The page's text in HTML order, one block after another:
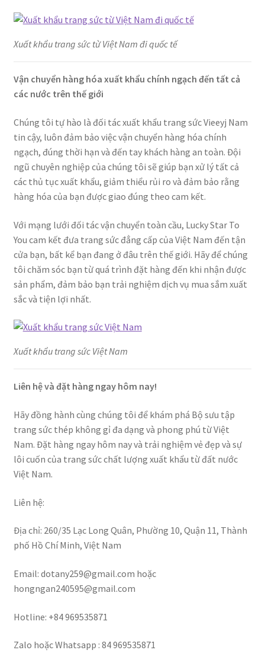
Xuất khẩu trang sức từ Việt Nam đi quốc tế
Vận chuyển hàng hóa xuất khẩu chính ngạch đến tất cả
các nước trên thế giới
Chúng tôi tự hào là đối tác xuất khẩu trang sức Vieeyj Nam
tin cậy, luôn đảm bảo việc vận chuyển hàng hóa chính
ngạch, đúng thời hạn và đến tay khách hàng an toàn. Đội
ngũ chuyên nghiệp của chúng tôi sẽ giúp bạn xử lý tất cả
các thủ tục xuất khẩu, giảm thiểu rủi ro và đảm bảo rằng
hàng hóa của bạn được giao đúng theo cam kết.
Với mạng lưới đối tác vận chuyển toàn cầu, Lucky Star To
You cam kết đưa trang sức đẳng cấp của Việt Nam đến tận
cửa bạn, bất kể bạn đang ở đâu trên thế giới. Hãy để chúng
tôi chăm sóc bạn từ quá trình đặt hàng đến khi nhận được
sản phẩm, đảm bảo bạn trải nghiệm dịch vụ mua sắm xuất
sắc và tiện lợi nhất.
Xuất khẩu trang sức Việt Nam
Liên hệ và đặt hàng ngay hôm nay!
Hãy đồng hành cùng chúng tôi để khám phá Bộ sưu tập
trang sức thép không gỉ đa dạng và phong phú từ Việt
Nam. Đặt hàng ngay hôm nay và trải nghiệm vẻ đẹp và sự
lôi cuốn của trang sức chất lượng xuất khẩu từ đất nước
Việt Nam.
Liên hệ:
Địa chỉ: 260/35 Lạc Long Quân, Phường 10, Quận 11, Thành
phố Hồ Chí Minh, Việt Nam
Email: dotany259@gmail.com hoặc
hongngan240595@gmail.com
Hotline: +84 969535871
Zalo hoặc Whatsapp : 84 969535871